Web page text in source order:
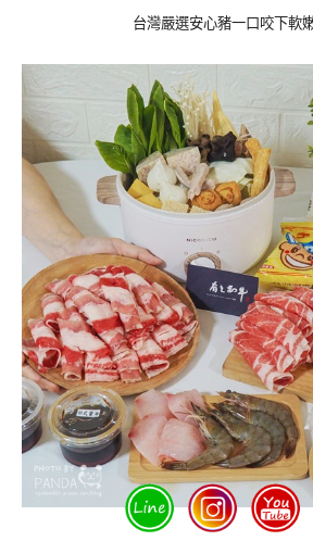
台灣嚴選安心豬一口咬下軟